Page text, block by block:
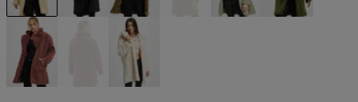
beige schwarzbraun